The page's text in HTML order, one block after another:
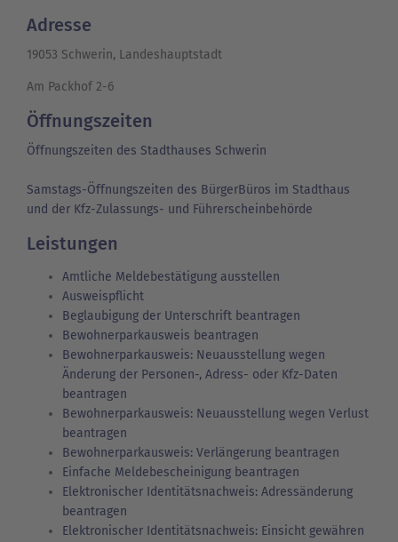
Adresse
19053 Schwerin, Landeshauptstadt
Am Packhof 2-6
Öffnungszeiten
Öffnungszeiten des Stadthauses Schwerin
Samstags-Öffnungszeiten des BürgerBüros im Stadthaus
und der Kfz-Zulassungs- und Führerscheinbehörde
Leistungen
Amtliche Meldebestätigung ausstellen
Ausweispflicht
Beglaubigung der Unterschrift beantragen
Bewohnerparkausweis beantragen
Bewohnerparkausweis: Neuausstellung wegen
Änderung der Personen-, Adress- oder Kfz-Daten
beantragen
Bewohnerparkausweis: Neuausstellung wegen Verlust
beantragen
Bewohnerparkausweis: Verlängerung beantragen
Einfache Meldebescheinigung beantragen
Elektronischer Identitätsnachweis: Adressänderung
beantragen
Elektronischer Identitätsnachweis: Einsicht gewähren